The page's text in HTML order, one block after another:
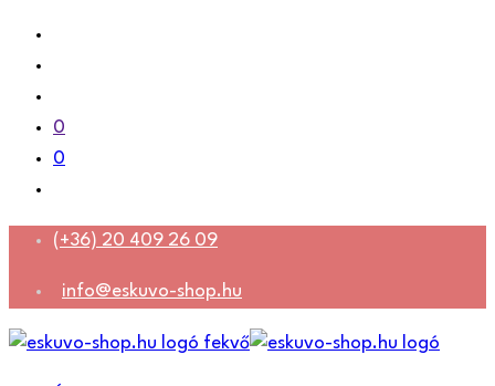
0
0
(+36) 20 409 26 09
info@eskuvo-shop.hu